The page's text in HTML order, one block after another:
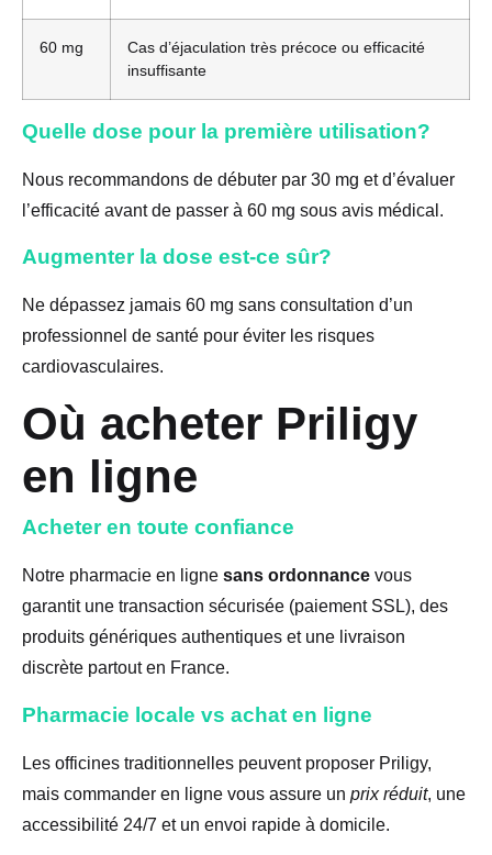
60 mg
Cas d’éjaculation très précoce ou efficacité
insuffisante
Quelle dose pour la première utilisation?
Nous recommandons de débuter par 30 mg et d’évaluer
l’efficacité avant de passer à 60 mg sous avis médical.
Augmenter la dose est-ce sûr?
Ne dépassez jamais 60 mg sans consultation d’un
professionnel de santé pour éviter les risques
cardiovasculaires.
Où acheter Priligy
en ligne
Acheter en toute confiance
Notre pharmacie en ligne sans ordonnance vous
garantit une transaction sécurisée (paiement SSL), des
produits génériques authentiques et une livraison
discrète partout en France.
Pharmacie locale vs achat en ligne
Les officines traditionnelles peuvent proposer Priligy,
mais commander en ligne vous assure un prix réduit, une
accessibilité 24/7 et un envoi rapide à domicile.